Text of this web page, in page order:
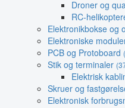
Droner og
RC-
Elektronikbokse og
Elektroniske
PCB og Protoboard
Stik og terminaler
Elektrisk
Skruer og
Elektronisk